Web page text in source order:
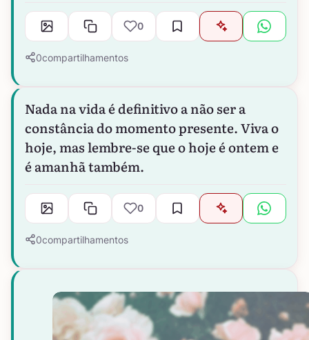
0
0compartilhamentos
Nada na vida é definitivo a não ser a
constância do momento presente. Viva o
hoje, mas lembre-se que o hoje é ontem e
é amanhã também.
0
0compartilhamentos